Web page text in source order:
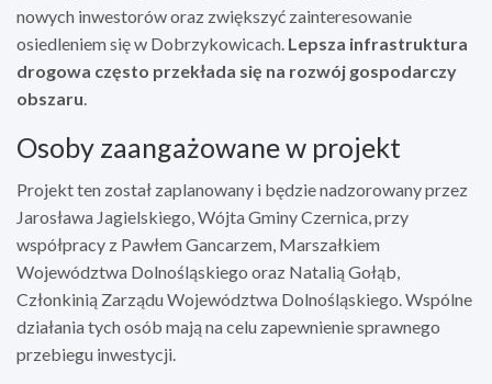
nowych inwestorów oraz zwiększyć zainteresowanie
osiedleniem się w Dobrzykowicach. Lepsza infrastruktura
drogowa często przekłada się na rozwój gospodarczy
obszaru.
Osoby zaangażowane w projekt
Projekt ten został zaplanowany i będzie nadzorowany przez
Jarosława Jagielskiego, Wójta Gminy Czernica, przy
współpracy z Pawłem Gancarzem, Marszałkiem
Województwa Dolnośląskiego oraz Natalią Gołąb,
Członkinią Zarządu Województwa Dolnośląskiego. Wspólne
działania tych osób mają na celu zapewnienie sprawnego
przebiegu inwestycji.